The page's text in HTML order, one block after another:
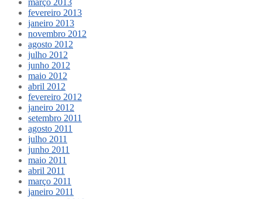
março 2013
fevereiro 2013
janeiro 2013
novembro 2012
agosto 2012
julho 2012
junho 2012
maio 2012
abril 2012
fevereiro 2012
janeiro 2012
setembro 2011
agosto 2011
julho 2011
junho 2011
maio 2011
abril 2011
março 2011
janeiro 2011